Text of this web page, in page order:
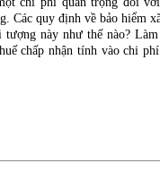
Các quy định về bảo hiểm
này như thế nào?
chấp nhận tính vào chi